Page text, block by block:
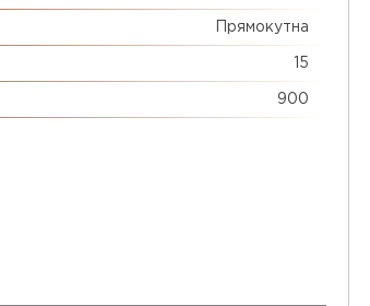
Прямокутна
15
900